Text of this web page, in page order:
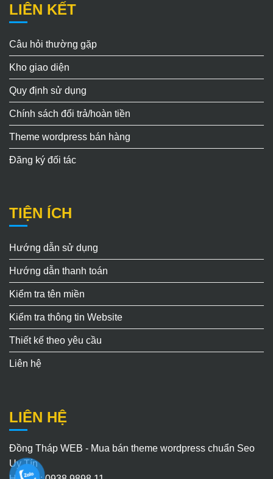
LIÊN KẾT
Câu hỏi thường gặp
Kho giao diện
Quy định sử dụng
Chính sách đổi trả/hoàn tiền
Theme wordpress bán hàng
Đăng ký đối tác
TIỆN ÍCH
Hướng dẫn sử dụng
Hướng dẫn thanh toán
Kiểm tra tên miền
Kiểm tra thông tin Website
Thiết kế theo yêu cầu
Liên hệ
LIÊN HỆ
Đồng Tháp WEB - Mua bán theme wordpress chuẩn Seo
Uy Tín